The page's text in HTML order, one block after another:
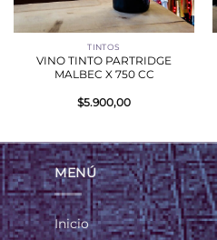
TINTOS
VINO TINTO PARTRIDGE
MALBEC X 750 CC
$5.900,00
MENÚ
Inicio